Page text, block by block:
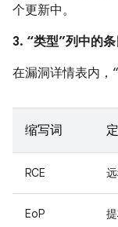
个更新中。
3. “类型”列中的
在漏洞详情表内，
缩写词
RCE
EoP